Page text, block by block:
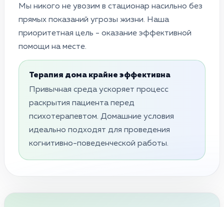
Мы никого не увозим в стационар насильно без
прямых показаний угрозы жизни. Наша
приоритетная цель - оказание эффективной
помощи на месте.
Терапия дома крайне эффективна
Привычная среда ускоряет процесс
раскрытия пациента перед
психотерапевтом. Домашние условия
идеально подходят для проведения
когнитивно-поведенческой работы.